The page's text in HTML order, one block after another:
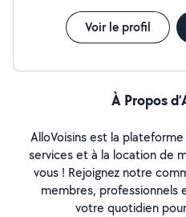
Voir le profil
À Propos
AlloVoisins est la
services et à la location de
vous ! Rejoignez notre
membres, professionnels
votre quotidien